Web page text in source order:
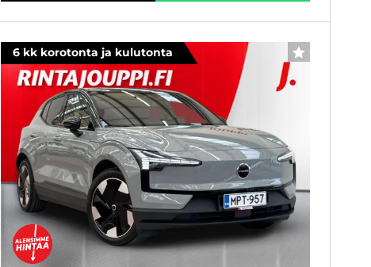
6 kk korotonta ja kulutonta SUOSIKKI